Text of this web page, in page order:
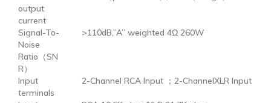
output
current
Signal-To-
Noise
Ratio（SN
R）
>110dB,”A” weighted 4Ω 260W
Input
terminals
2-Channel RCA Input ；2-ChannelXLR Input